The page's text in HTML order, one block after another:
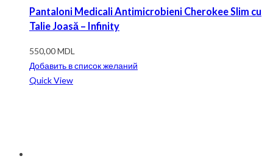
Pantaloni Medicali Antimicrobieni Cherokee Slim cu
Talie Joasă – Infinity
550,00MDL
Добавить в список желаний
Quick View